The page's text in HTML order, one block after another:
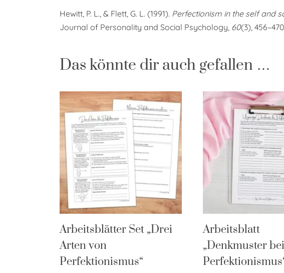
Hewitt, P. L., & Flett, G. L. (1991). Perfectionism in the self and
Journal of Personality and Social Psychology, 60(3),
Das könnte dir auch gefallen …
Arbeitsblätter Set „Drei
Arten von
Perfektionismus“
Arbeitsblatt
„Denkmuster bei